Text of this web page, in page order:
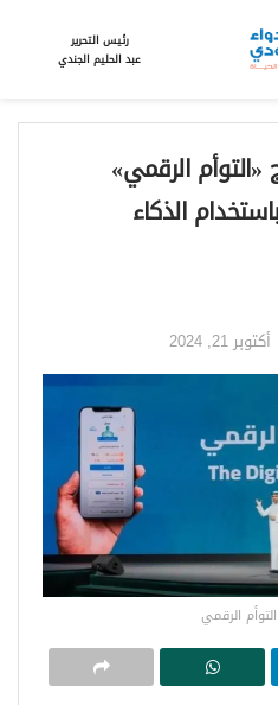
رئيس التحرير
عبد الحليم الجندي
«التوأم الرقمي»
الذكاء
أكتوبر 21, 2024
الرقمي